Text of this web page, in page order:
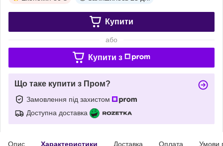
Купити
або
Купити з
Що таке купити з Пром?
Замовлення під захистом
Доступна доставка
Опис Характеристики Доставка Оплата Умови